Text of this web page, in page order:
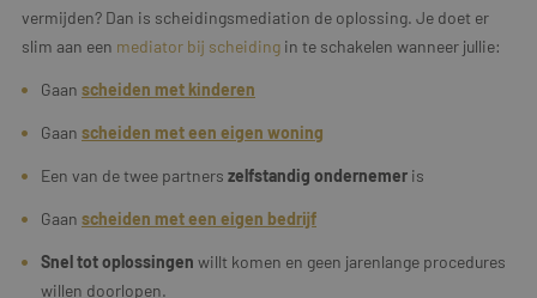
vermijden? Dan is scheidingsmediation de oplossing. Je doet er
slim aan een mediator bij scheiding in te schakelen wanneer jullie:
Gaan scheiden met kinderen
Gaan scheiden met een eigen woning
Een van de twee partners zelfstandig ondernemer is
Gaan scheiden met een eigen bedrijf
Snel tot oplossingen willt komen en geen jarenlange procedures
willen doorlopen.